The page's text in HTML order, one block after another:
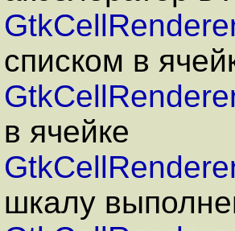
списком в
в ячейке
шкалу